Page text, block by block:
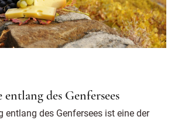
entlang des Genfersees
entlang des Genfersees ist eine der